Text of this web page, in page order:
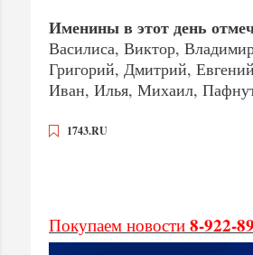
Именины в этот день
Василиса, Виктор,
Григорий, Дмитрий,
Иван, Илья, Михаил,
1743.RU
Покупаем новости 8-922-